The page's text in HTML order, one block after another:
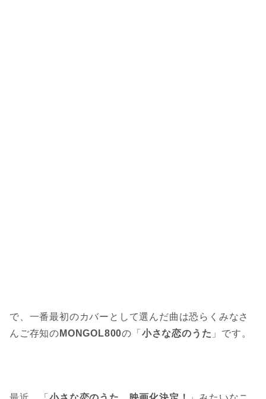
で、一番最初のカバーとして選んだ曲は恐らくみなさ
んご存知の MONGOL800の「 小さな恋のうた 」です。